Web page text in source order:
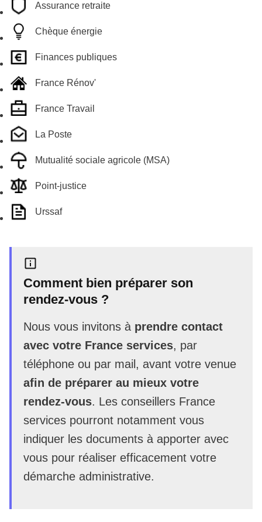
Assurance retraite
Chèque énergie
Finances publiques
France Rénov'
France Travail
La Poste
Mutualité sociale agricole (MSA)
Point-justice
Urssaf
Comment bien préparer son
rendez-vous ?
Nous vous invitons à prendre contact
avec votre France services, par
téléphone ou par mail, avant votre venue
afin de préparer au mieux votre
rendez-vous. Les conseillers France
services pourront notamment vous
indiquer les documents à apporter avec
vous pour réaliser efficacement votre
démarche administrative.